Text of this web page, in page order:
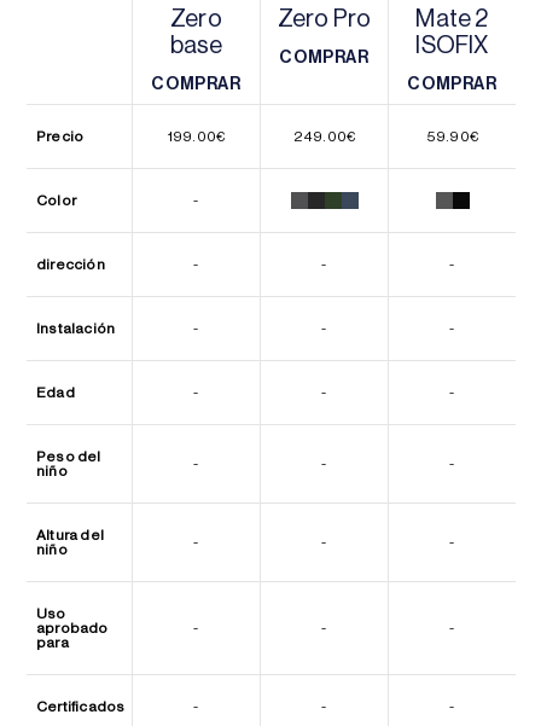
Zero
base
COMPRAR
COMPRAR
Zero Pro
COMPRAR
Mate 2
ISOFIX
COMPRAR
COMPRAR
Precio 199.00€ 249.00€ 59.90€
Color -
dirección - - -
Instalación - - -
Edad - - -
Peso del
niño
- - -
Altura del
niño
- - -
Uso
aprobado
para
- - -
Certificados - - -